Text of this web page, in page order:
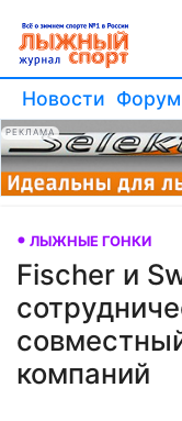
Новости Форум
РЕКЛАМА
ЛЫЖНЫЕ ГОНКИ
Fischer и
компаний